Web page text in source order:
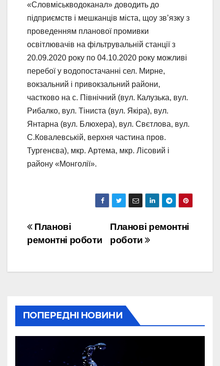
«Словміськводоканал» доводить до
підприємств і мешканців міста, щоу зв’язку з
проведенням планової промивки
освітлювачів на фільтрувальній станції з
20.09.2020 року по 04.10.2020 року можливі
перебої у водопостачанні сел. Мирне,
вокзальний і привокзальний райони,
частково на с. Північний (вул. Калузька, вул.
Рибалко, вул. Тіниста (вул. Якіра), вул.
Янтарна (вул. Блюхера), вул. Свєтлова, вул.
С.Ковалевській, верхня частина пров.
Тургенєва), мкр. Артема, мкр. Лісовий і
району «Монголії».
Навігація
записів
Планові ремонтні
роботи
Планові
ремонтні роботи
ПОПЕРЕДНІ НОВИНИ